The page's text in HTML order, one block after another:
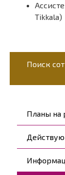
Планы на
Tikkala)
Поиск